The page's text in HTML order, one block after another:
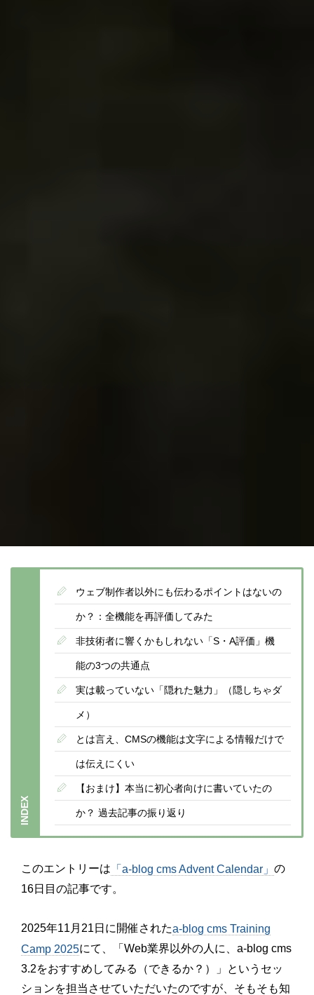
ウェブ制作者以外にも伝わるポイントはないの
か？：全機能を再評価してみた
非技術者に響くかもしれない「S・A評価」機
能の3つの共通点
実は載っていない「隠れた魅力」（隠しちゃダ
メ）
とは言え、CMSの機能は文字による情報だけで
は伝えにくい
【おまけ】本当に初心者向けに書いていたの
か？ 過去記事の振り返り
このエントリーは 「a-blog cms Advent Calendar」 の
16日目の記事です。
2025年11月21日に開催されたa-blog cms Training
Camp 2025にて、「Web業界以外の人に、a-blog cms
3.2をおすすめしてみる（できるか？）」というセッ
ションを担当させていただいたのですが、そもそも知